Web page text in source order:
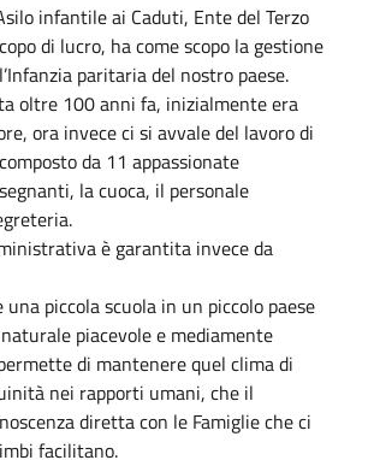
infantile ai Caduti, Ente del Terzo
di lucro, ha come scopo la gestione
paritaria del nostro paese.
oltre 100 anni fa, inizialmente era
ora invece ci si avvale del lavoro di
da 11 appassionate
la cuoca, il personale
è garantita invece da
piccola scuola in un piccolo paese
piacevole e mediamente
di mantenere quel clima di
nei rapporti umani, che il
diretta con le Famiglie che ci
facilitano.